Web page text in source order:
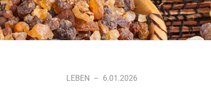
LEBEN – 6.01.2026